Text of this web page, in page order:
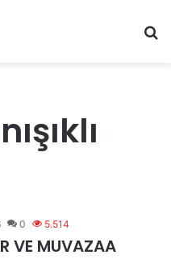
0 5.514
VE MUVAZAA